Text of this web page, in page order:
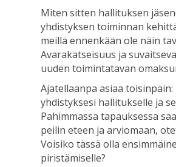
Miten sitten hallituksen
yhdistyksen toiminnan
meillä ennenkään ole näin
Avarakatseisuus ja
uuden toimintatavan
Ajatellaanpa asiaa
yhdistyksesi hallitukselle ja
Pahimmassa tapauksessa
peilin eteen ja arviomaan,
Voisiko tässä olla
piristämiselle?